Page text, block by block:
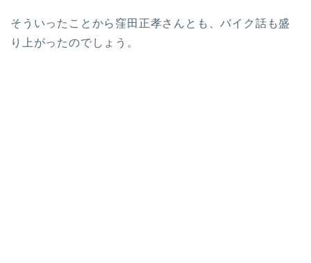
そういったことから窪田正孝さんとも、バイク話も盛
り上がったのでしょう。